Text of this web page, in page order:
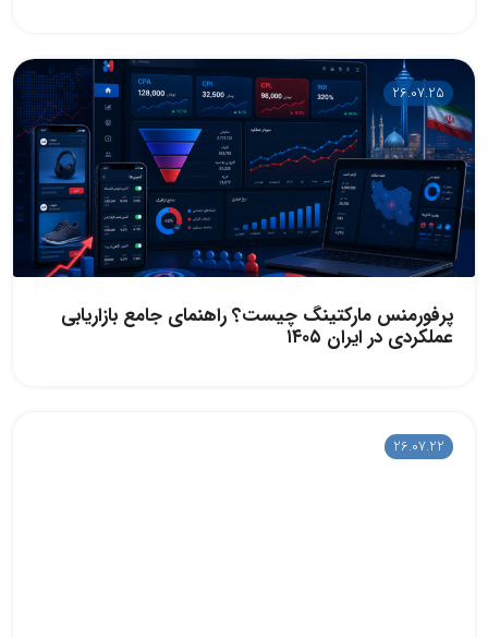
26.07.25
پرفورمنس مارکتینگ چیست؟ راهنمای جامع بازاریابی
عملکردی در ایران ۱۴۰۵
26.07.22